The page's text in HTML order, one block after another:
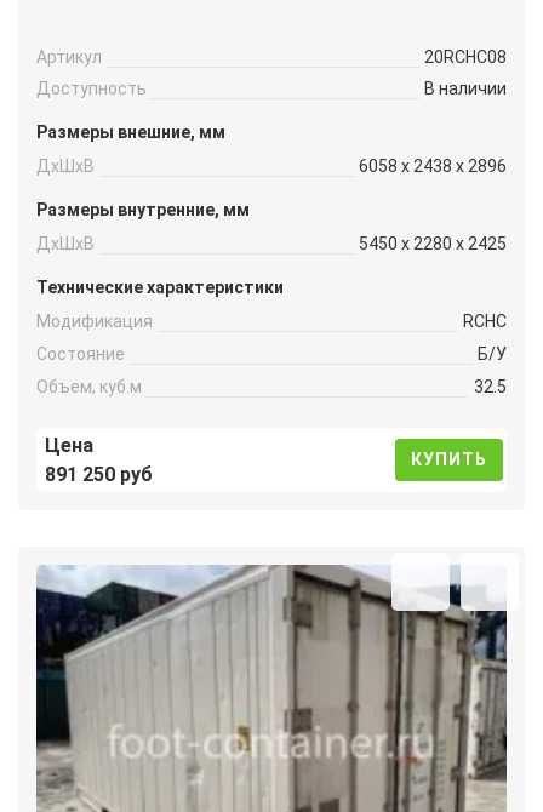
Артикул
20RCHC08
Доступность
В наличии
Размеры внешние, мм
ДxШxВ
6058 x 2438 x 2896
Размеры внутренние, мм
ДxШxВ
5450 x 2280 x 2425
Технические характеристики
Модификация
RCHC
Состояние
Б/У
Объем, куб.м
32.5
Цена
891 250 руб
КУПИТЬ